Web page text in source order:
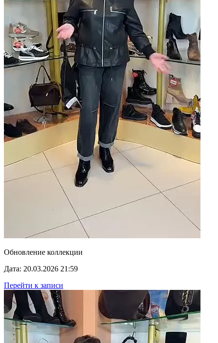
Обновление коллекции
Дата: 20.03.2026 21:59
Перейти к записи